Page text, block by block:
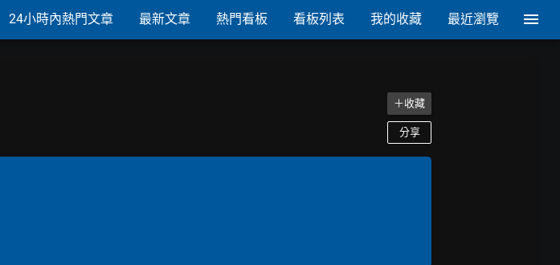
24小時內熱門文章 最新文章 熱門看板 看板列表 我的收藏 最近瀏覽
＋收藏
分享